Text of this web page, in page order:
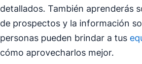
detallados. También aprenderás
de prospectos y la información
personas pueden brindar a tus
cómo aprovecharlos mejor.